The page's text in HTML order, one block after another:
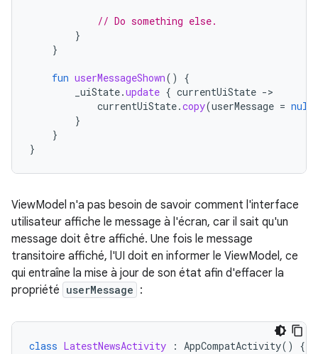
// Do something else.
}
}
fun userMessageShown()
{
_uiState.update { currentUiState -
currentUiState.copy(userMessage = null
}
}
}
ViewModel n'a pas besoin de savoir comment l'interface
utilisateur affiche le message à l'écran, car il sait qu'un
message doit être affiché. Une fois le message
transitoire affiché, l'UI doit en informer le ViewModel, ce
qui entraîne la mise à jour de son état afin d'effacer la
propriété userMessage :
class LatestNewsActivity : AppCompatActivity()
{